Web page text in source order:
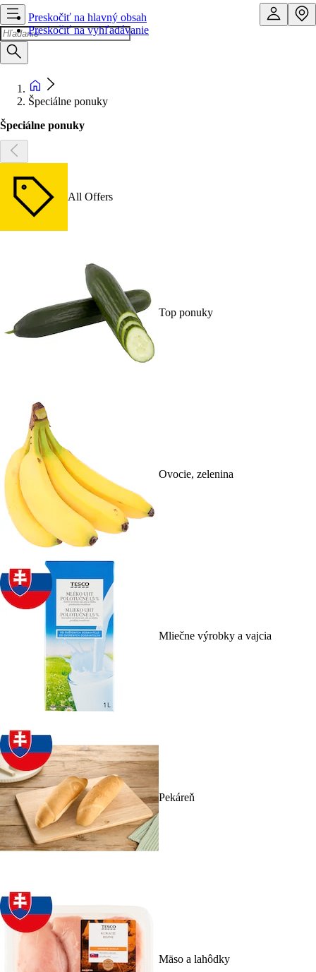
Preskočiť na hlavný obsah
Preskočiť na vyhľadávanie
Špeciálne ponuky
Špeciálne ponuky
All Offers
Top ponuky
Ovocie, zelenina
Mliečne výrobky a vajcia
Pekáreň
Mäso a lahôdky